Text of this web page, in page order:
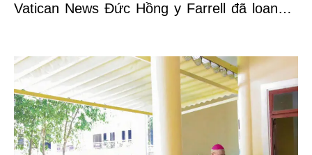
Vatican News Đức Hồng y Farrell đã loan…